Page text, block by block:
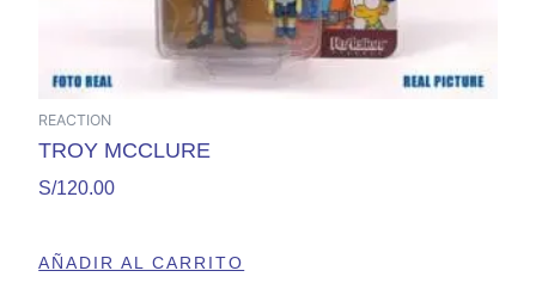
REACTION
TROY MCCLURE
S/120.00
AÑADIR AL CARRITO